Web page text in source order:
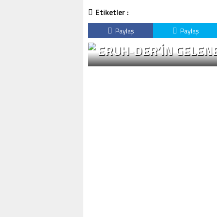
Etiketler :
Paylaş Paylaş
ERUH-DER’IN